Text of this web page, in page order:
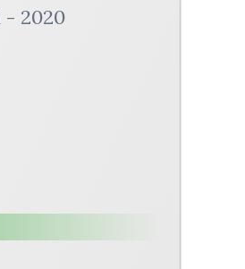
- 2020